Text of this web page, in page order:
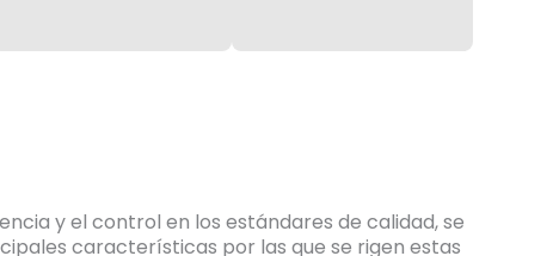
y el control en los estándares de calidad, se
características por las que se rigen estas